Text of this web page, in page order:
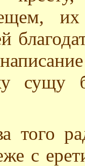
сущу
того
с